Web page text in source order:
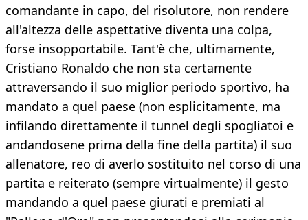
comandante in capo, del risolutore, non rendere
all'altezza delle aspettative diventa una colpa,
forse insopportabile. Tant'è che, ultimamente,
Cristiano Ronaldo che non sta certamente
attraversando il suo miglior periodo sportivo, ha
mandato a quel paese (non esplicitamente, ma
infilando direttamente il tunnel degli spogliatoi e
andandosene prima della fine della partita) il suo
allenatore, reo di averlo sostituito nel corso di una
partita e reiterato (sempre virtualmente) il gesto
mandando a quel paese giurati e premiati al